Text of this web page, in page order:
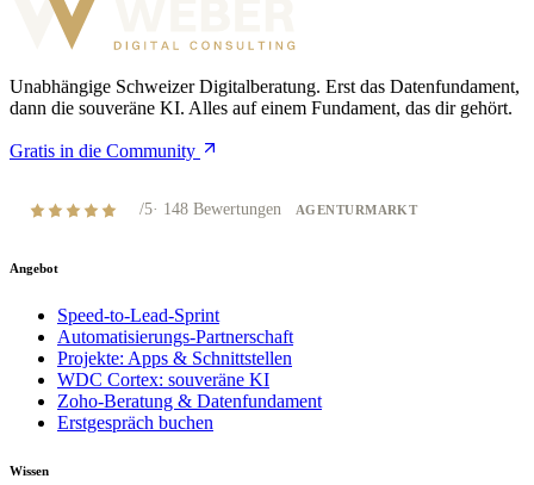
Unabhängige Schweizer Digitalberatung. Erst das Datenfundament,
dann die souveräne KI. Alles auf einem Fundament, das dir gehört.
Gratis in die Community
/5· 148 Bewertungen AGENTURMARKT
Angebot
Speed-to-Lead-Sprint
Automatisierungs-Partnerschaft
Projekte: Apps & Schnittstellen
WDC Cortex: souveräne KI
Zoho-Beratung & Datenfundament
Erstgespräch buchen
Wissen